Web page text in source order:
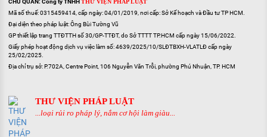
CHỦ QUẢN: Công ty TNHHTHƯ VIỆN PHÁP LUẬT
Mã số thuế: 0315459414, cấp ngày: 04/01/2019, nơi cấp: Sở Kế hoạch và Đầu tư TP HCM.
Đại diện theo pháp luật: Ông Bùi Tường Vũ
GP thiết lập trang TTĐTTH số 30/GP-TTĐT, do Sở TTTT TP.HCM cấp ngày 15/06/2022.
Giấy phép hoạt động dịch vụ việc làm số: 4639/2025/10/SLĐTBXH-VLATLĐ cấp ngày
25/02/2025.
Địa chỉ trụ sở: P.702A, Centre Point, 106 Nguyễn Văn Trỗi, phường Phú Nhuận, TP. HCM
THƯ VIỆN PHÁP LUẬT
...loại rủi ro pháp lý, nắm cơ hội làm giàu...